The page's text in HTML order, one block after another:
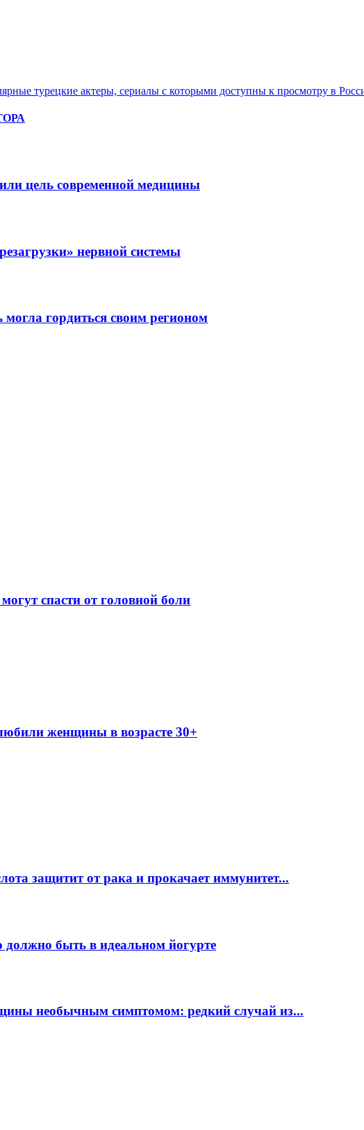
турецкие актеры, сериалы с которыми доступны к просмотру в
цель современной медицины
нервной системы
гордиться своим регионом
спасти от головной боли
женщины в возрасте 30+
защитит от рака и прокачает иммунитет...
должно быть в идеальном йогурте
необычным симптомом: редкий случай из...